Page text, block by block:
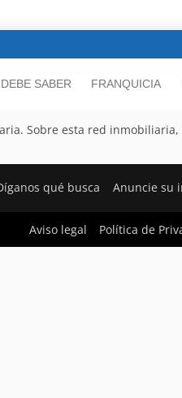
DEBE SABER FRANQUICIA
Sobre esta red
qué busca Anuncie su
Aviso legal Política de